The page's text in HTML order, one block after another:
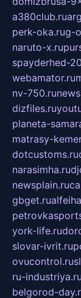
a380club.ru
perk-oka.rug-
naruto-x.ru
spayderhed-
webamator.ru
nv-750.ru
dizfiles.ru
planeta-
matrasy-
dotcustoms.ru
narasimha.ru
newsplain.ru
gbget.ru
york-life.ru
slovar-ivrit.ru
ovucontrol.ru
ru-industriya.ru
belgorod-